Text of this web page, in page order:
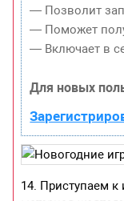
— Позволит
— Поможет
— Включает в
Для новых
14. Приступаем